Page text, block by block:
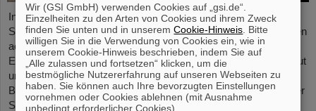
In diesem Jahr nahmen 31 Studierende aus 16 Ländern am
Summer Student Program bei GSI und FAIR teil. Sie verbrachten
acht Wochen auf dem Campus, machten sich mit den
Experimenten und Forschungsfeldern von GSI und FAIR vertraut
und tauchten in die Atmosphäre eines internationalen
Beschleunigerlabors ein. Einblicke bietet der Fotowettbewerb der
Summer Students.
Wir (GSI GmbH) verwenden Cookies auf „gsi.de“.
Einzelheiten zu den Arten von Cookies und ihrem Zweck
finden Sie unten und in unseremCookie-Hinweis . Bitte
willigen Sie in die Verwendung von Cookies ein, wie in
unserem Cookie-Hinweis beschrieben, indem Sie auf
„Alle zulassen und fortsetzen“ klicken, um die
bestmögliche Nutzererfahrung auf unseren Webseiten zu
haben. Sie können auch Ihre bevorzugten Einstellungen
vornehmen oder Cookies ablehnen (mit Ausnahme
unbedingt erforderlicher Cookies).